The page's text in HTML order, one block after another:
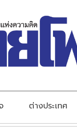
ต่างประเทศ